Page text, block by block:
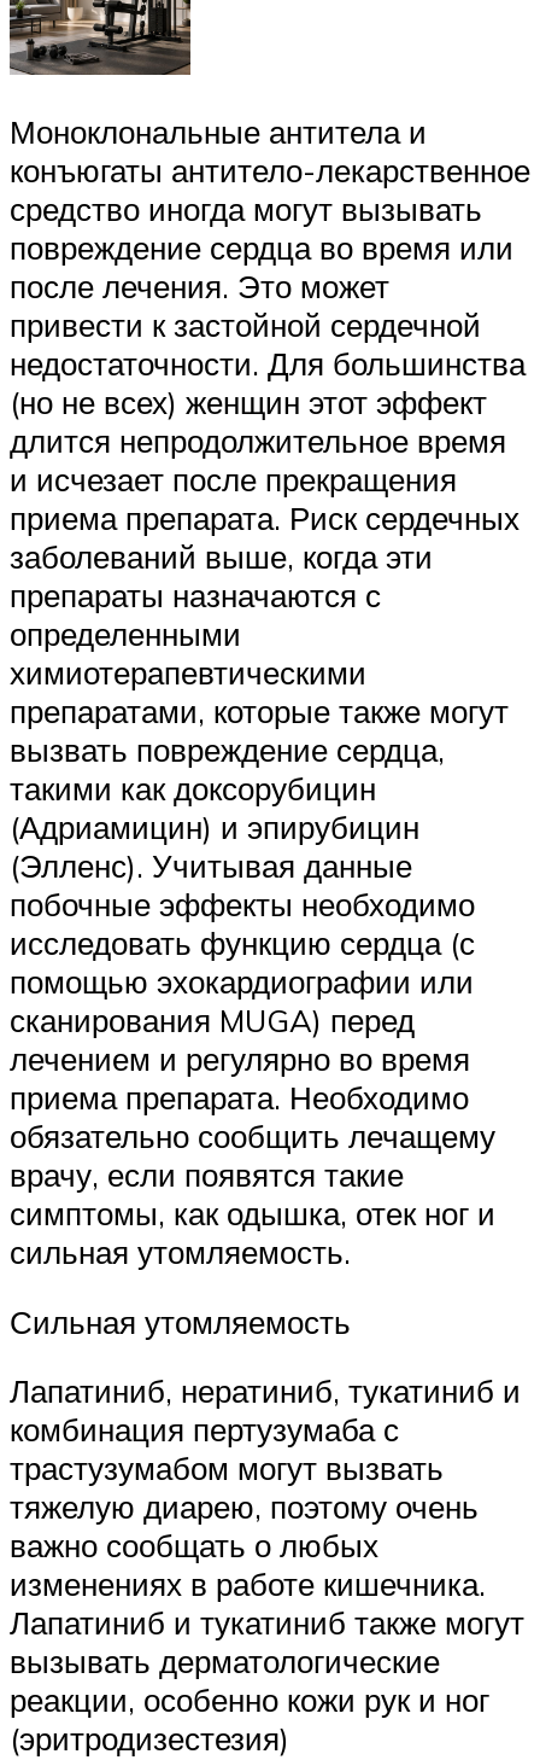
Моноклональные антитела и
конъюгаты антитело-лекарственное
средство иногда могут вызывать
повреждение сердца во время или
после лечения. Это может
привести к застойной сердечной
недостаточности. Для большинства
(но не всех) женщин этот эффект
длится непродолжительное время
и исчезает после прекращения
приема препарата. Риск сердечных
заболеваний выше, когда эти
препараты назначаются с
определенными
химиотерапевтическими
препаратами, которые также могут
вызвать повреждение сердца,
такими как доксорубицин
(Адриамицин) и эпирубицин
(Элленс). Учитывая данные
побочные эффекты необходимо
исследовать функцию сердца (с
помощью эхокардиографии или
сканирования MUGA) перед
лечением и регулярно во время
приема препарата. Необходимо
обязательно сообщить лечащему
врачу, если появятся такие
симптомы, как одышка, отек ног и
сильная утомляемость.
Сильная утомляемость
Лапатиниб, нератиниб, тукатиниб и
комбинация пертузумаба с
трастузумабом могут вызвать
тяжелую диарею, поэтому очень
важно сообщать о любых
изменениях в работе кишечника.
Лапатиниб и тукатиниб также могут
вызывать дерматологические
реакции, особенно кожи рук и ног
(эритродизестезия)